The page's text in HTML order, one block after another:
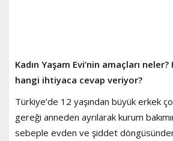
Kadın Yaşam Evi’nin amaçları neler?
hangi ihtiyaca cevap veriyor?
Türkiye’de 12 yaşından büyük erkek
gereği anneden ayrılarak kurum
sebeple evden ve şiddet döngüsünden